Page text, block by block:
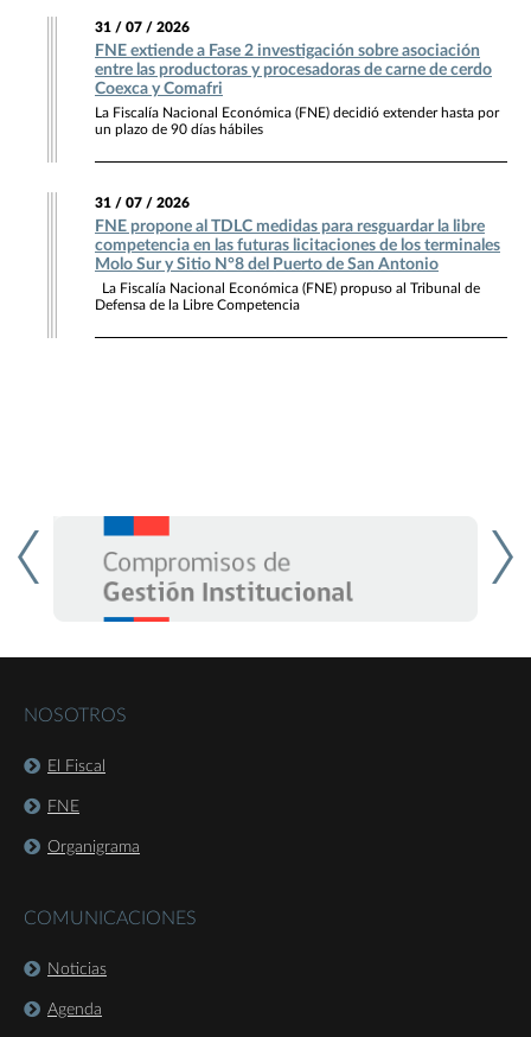
31 / 07 / 2026
FNE extiende a Fase 2 investigación sobre asociación
entre las productoras y procesadoras de carne de cerdo
Coexca y Comafri
La Fiscalía Nacional Económica (FNE) decidió extender hasta por
un plazo de 90 días hábiles
31 / 07 / 2026
FNE propone al TDLC medidas para resguardar la libre
competencia en las futuras licitaciones de los terminales
Molo Sur y Sitio N°8 del Puerto de San Antonio
La Fiscalía Nacional Económica (FNE) propuso al Tribunal de
Defensa de la Libre Competencia
NOSOTROS
El Fiscal
FNE
Organigrama
COMUNICACIONES
Noticias
Agenda